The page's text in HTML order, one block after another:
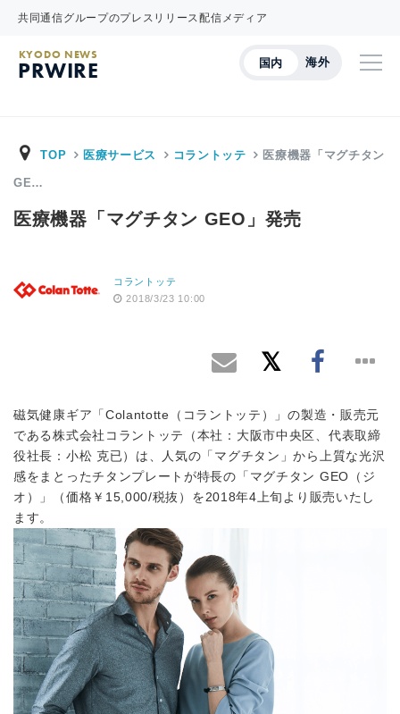
共同通信グループのプレスリリース配信メディア
国内 海外
KYODO NEWS
PRWIRE
TOP 医療サービス コラントッテ 医療機器「マグチタン
GE…
医療機器「マグチタン GEO」発売
コラントッテ
2018/3/23 10:00
磁気健康ギア「Colantotte（コラントッテ）」の製造・販売元
である株式会社コラントッテ（本社：大阪市中央区、代表取締
役社長：小松 克已）は、人気の「マグチタン」から上質な光沢
感をまとったチタンプレートが特長の「マグチタン GEO（ジ
オ）」（価格￥15,000/税抜）を2018年4上旬より販売いたし
ます。